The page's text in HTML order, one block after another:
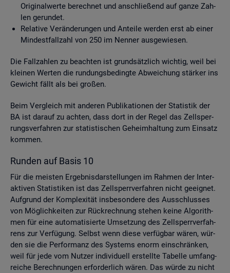
Ori­gi­nal­wer­te be­rech­net und an­schlie­ßend auf ganze Zah­
len ge­run­det.
Re­la­ti­ve Ver­än­de­run­gen und An­tei­le wer­den erst ab einer
Min­dest­fall­zahl von 250 im Nen­ner aus­ge­wie­sen.
Die Fall­zah­len zu be­ach­ten ist grund­sätz­lich wich­tig, weil bei
klei­nen Wer­ten die run­dungs­be­ding­te Ab­wei­chung stär­ker ins
Ge­wicht fällt als bei gro­ßen.
Beim Ver­gleich mit an­de­ren Pu­bli­ka­tio­nen der Sta­tis­tik der
BA ist dar­auf zu ach­ten, dass dort in der Regel das Zell­sper­
rungs­ver­fah­ren zur sta­tis­ti­schen Ge­heim­hal­tung zum Ein­satz
kom­men.
Run­den auf Basis 10
Für die meis­ten Er­geb­nis­dar­stel­lun­gen im Rah­men der In­ter­
ak­ti­ven Sta­tis­ti­ken ist das Zell­sperr­ver­fah­ren nicht ge­eig­net.
Auf­grund der Kom­ple­xi­tät ins­be­son­de­re des Aus­schlus­ses
von Mög­lich­kei­ten zur Rück­rech­nung ste­hen keine Al­go­rith­
men für eine au­to­ma­ti­sier­te Um­set­zung des Zell­sperr­ver­fah­
rens zur Ver­fü­gung. Selbst wenn diese ver­füg­bar wären, wür­
den sie die Per­for­manz des Sys­tems enorm ein­schrän­ken,
weil für jede vom Nut­zer in­di­vi­du­ell er­stell­te Ta­bel­le um­fang­
rei­che Be­rech­nun­gen er­for­der­lich wären. Das würde zu nicht